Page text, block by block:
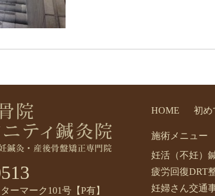
ーマーク101号【P有】
HOME 初め
施術メニュー
妊活（不妊）
疲労回復DRT
妊婦さん交通